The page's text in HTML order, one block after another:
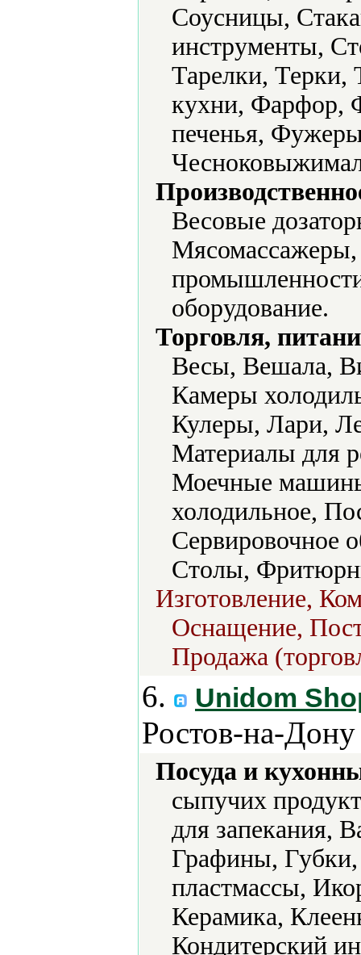
Соусницы,
инструменты,
Тарелки, Терки,
кухни, Фарфор,
печенья,
Весовые
оборудование.
Торговля,
Весы, Вешала,
Камеры
Кулеры, Лари,
Материалы для
Моечные
холодильное,
Сервировочное
Столы,
Изготовление,
Оснащение,
Продажа
6. Unidom
Ростов-на-
Посуда и
сыпучих
для запекания,
Графины, Губки,
пластмассы,
Керамика,
Кондитерский